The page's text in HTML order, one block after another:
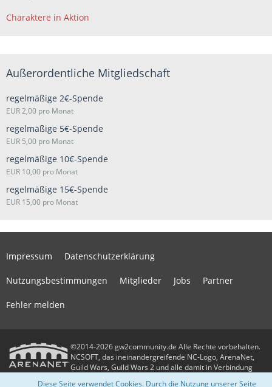
Charaktere in Aktion
Außerordentliche Mitgliedschaft
regelmäßige 2€-Spende
EUR 2,00 pro Monat
regelmäßige 5€-Spende
EUR 5,00 pro Monat
regelmäßige 10€-Spende
EUR 10,00 pro Monat
regelmäßige 15€-Spende
EUR 15,00 pro Monat
Impressum Datenschutzerklärung
Nutzungsbestimmungen Mitglieder Jobs Partner
Fehler melden
©2014-2026 gw2community.de Alle Rechte vorbehalten.
NCSOFT, das ineinandergreifende NC-Logo, ArenaNet,
Guild Wars, Guild Wars 2 und alle damit in Verbindung
Diese Seite verwendet Cookies. Durch die Nutzung unserer Seite